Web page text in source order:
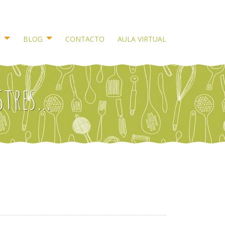
BLOG CONTACTO AULA VIRTUAL
Gracias Por Tu Consulta Taller Postres Y Meriendas